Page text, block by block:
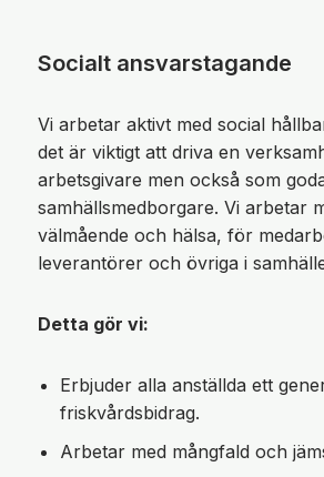
Socialt ansvarstagande
Vi arbetar aktivt med social
det är viktigt att driva en
arbetsgivare men också som
samhällsmedborgare. Vi arbetar
välmående och hälsa, för
leverantörer och övriga i
Detta gör vi:
Erbjuder alla anställda ett
friskvårdsbidrag.
Arbetar med mångfald och